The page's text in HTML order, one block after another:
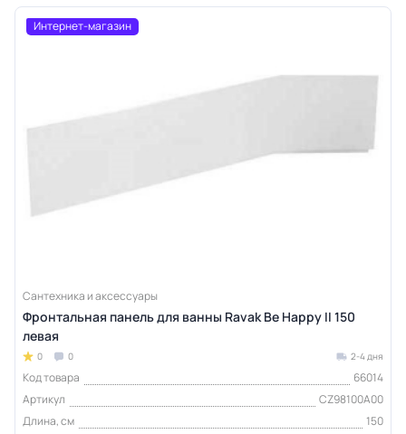
Интернет-магазин
Сантехника и аксессуары
Фронтальная панель для ванны Ravak Be Happy II 150
левая
0 0 2-4 дня
Код товара
66014
Артикул
CZ98100A00
Длина, см
150